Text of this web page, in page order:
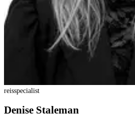
reisspecialist
Denise Staleman